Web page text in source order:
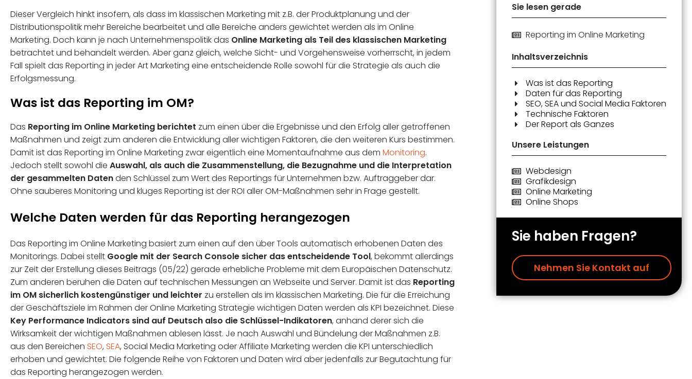
Dieser Vergleich hinkt insofern, als dass im klassischen Marketing mit z.B. der Produktplanung und der
Distributionspolitik mehr Bereiche bearbeitet und alle Bereiche anders gewichtet werden als im Online
Marketing. Doch kann je nach Unternehmenspolitik das Online Marketing als Teil des klassischen Marketing
betrachtet und behandelt werden. Aber ganz gleich, welche Sicht- und Vorgehensweise vorherrscht, in jedem
Fall spielt das Reporting in jeder Art Marketing eine entscheidende Rolle sowohl für die Strategie als auch die
Erfolgsmessung.
Was ist das Reporting im OM?
Das Reporting im Online Marketing berichtet zum einen über die Ergebnisse und den Erfolg aller getroffenen
Maßnahmen und zeigt zum anderen die Entwicklung aller wichtigen Faktoren, die den weiteren Kurs bestimmen.
Damit ist das Reporting im Online Marketing zwar eigentlich eine Momentaufnahme aus dem Monitoring.
Jedoch stellt sowohl die Auswahl, als auch die Zusammenstellung, die Bezugnahme und die Interpretation
der gesammelten Datenden Schlüssel zum Wert des Reportings für Unternehmen bzw. Auftraggeber dar.
Ohne sauberes Monitoring und kluges Reporting ist der ROI aller OM-Maßnahmen sehr in Frage gestellt.
Welche Daten werden für das Reporting herangezogen
Das Reporting im Online Marketing basiert zum einen auf den über Tools automatisch erhobenen Daten des
Monitorings. Dabei stellt Google mit der Search Console sicher das entscheidende Tool, bekommt allerdings
zur Zeit der Erstellung dieses Beitrags (05/22) gerade erhebliche Probleme mit dem Europäischen Datenschutz.
Zum anderen beruhen die Daten auf technischen Messungen an Webseite und Server. Damit ist das Reporting
im OM sicherlich kostengünstiger und leichter zu erstellen als im klassischen Marketing. Die für die Erreichung
der Geschäftsziele im Rahmen der Online Marketing Strategie wichtigen Daten werden als KPI bezeichnet. Diese
Key Performance Indicators sind auf Deutsch also die Schlüssel-Indikatoren, anhand derer sich die
Wirksamkeit der wichtigen Maßnahmen ablesen lässt. Je nach Auswahl und Bündelung der Maßnahmen z.B.
aus den Bereichen SEO, SEA, Social Media Marketing oder Affiliate Marketing werden die KPI unterschiedlich
erhoben und gewichtet. Die folgende Reihe von Faktoren und Daten wird aber jedenfalls zur Begutachtung für
das Reporting herangezogen werden.
Sie lesen gerade
Reporting im Online Marketing
Inhaltsverzeichnis
Was ist das Reporting
Daten für das Reporting
SEO, SEA und Social Media Faktoren
Technische Faktoren
Der Report als Ganzes
Unsere Leistungen
Webdesign
Grafikdesign
Online Marketing
Online Shops
Sie haben Fragen?
Nehmen Sie Kontakt auf